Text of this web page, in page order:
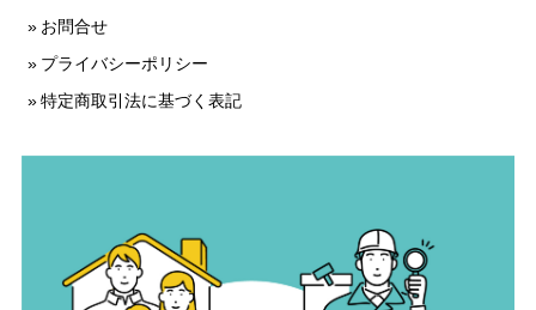
お問合せ
プライバシーポリシー
特定商取引法に基づく表記